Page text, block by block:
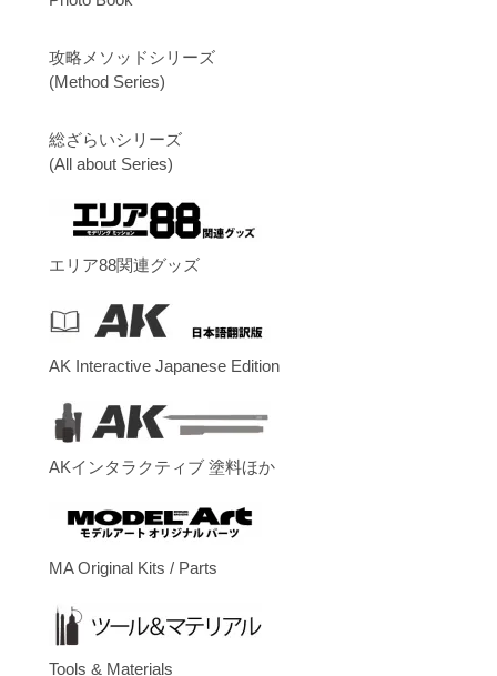
攻略メソッドシリーズ
(Method Series)
総ざらいシリーズ
(All about Series)
エリア88関連グッズ
AK Interactive Japanese Edition
AKインタラクティブ 塗料ほか
MA Original Kits / Parts
Tools & Materials